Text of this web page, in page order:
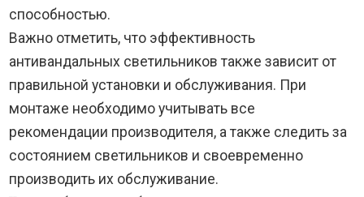
способностью.
Важно отметить, что эффективность
антивандальных светильников также зависит от
правильной установки и обслуживания. При
монтаже необходимо учитывать все
рекомендации производителя, а также следить за
состоянием светильников и своевременно
производить их обслуживание.